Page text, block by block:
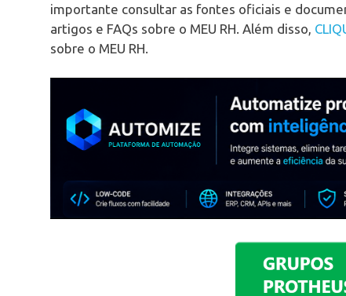
importante consultar as fontes oficiais e
artigos e FAQs sobre o MEU RH. Além disso,
sobre o MEU RH.